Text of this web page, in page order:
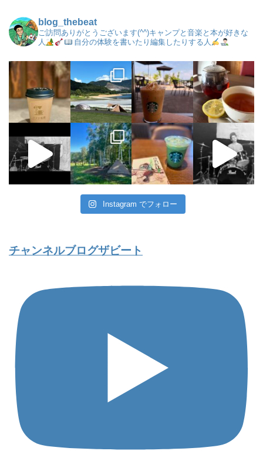
blog_thebeat
ご訪問ありがとうございます(^^)キャンプと音楽と本が好きな
人
自分の体験を書いたり編集したりする人
Instagram でフォロー
チャンネルブログザビート